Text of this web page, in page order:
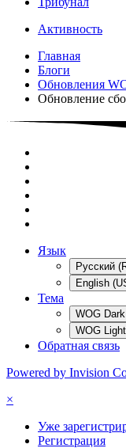
Активность
Главная
Блоги
Обновления
Обновление
Язык
Русский
English
Тема
WOG
WOG
Обратная связь
Powered by Invision
×
Уже
Регистрация